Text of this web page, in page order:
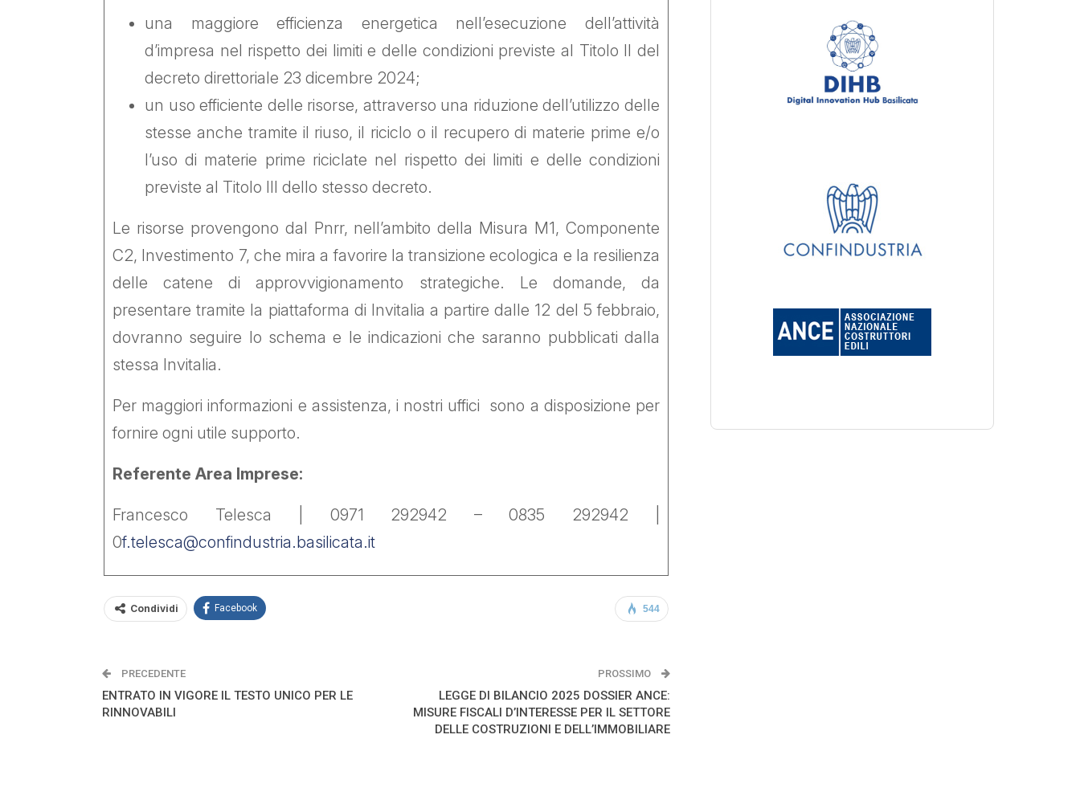
una maggiore efficienza energetica nell’esecuzione dell’attività
d’impresa nel rispetto dei limiti e delle condizioni previste al Titolo II del
decreto direttoriale 23 dicembre 2024;
un uso efficiente delle risorse, attraverso una riduzione dell’utilizzo delle
stesse anche tramite il riuso, il riciclo o il recupero di materie prime e/o
l’uso di materie prime riciclate nel rispetto dei limiti e delle condizioni
previste al Titolo III dello stesso decreto.
Le risorse provengono dal Pnrr, nell’ambito della Misura M1, Componente
C2, Investimento 7, che mira a favorire la transizione ecologica e la resilienza
delle catene di approvvigionamento strategiche. Le domande, da
presentare tramite la piattaforma di Invitalia a partire dalle 12 del 5 febbraio,
dovranno seguire lo schema e le indicazioni che saranno pubblicati dalla
stessa Invitalia.
Per maggiori informazioni e assistenza, i nostri uffici sono a disposizione per
fornire ogni utile supporto.
Referente Area Imprese:
Francesco Telesca | 0971 292942 – 0835 292942 |
0f.telesca@confindustria.basilicata.it
544
Condividi Facebook
PRECEDENTE
ENTRATO IN VIGORE IL TESTO UNICO PER LE
RINNOVABILI
PROSSIMO
LEGGE DI BILANCIO 2025 DOSSIER ANCE:
MISURE FISCALI D’INTERESSE PER IL SETTORE
DELLE COSTRUZIONI E DELL’IMMOBILIARE